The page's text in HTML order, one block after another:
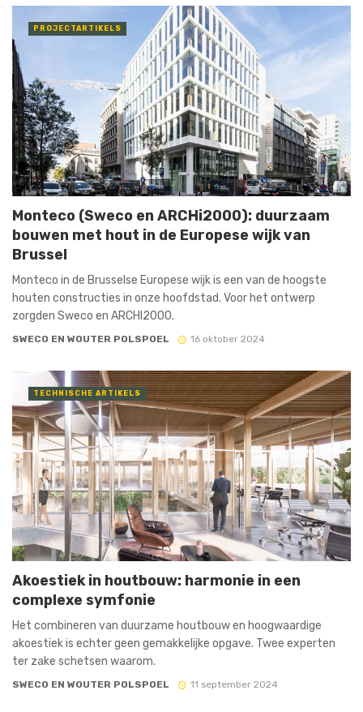
PROJECTARTIKELS
Monteco (Sweco en ARCHi2000): duurzaam
bouwen met hout in de Europese wijk van
Brussel
Monteco in de Brusselse Europese wijk is een van de hoogste
houten constructies in onze hoofdstad. Voor het ontwerp
zorgden Sweco en ARCHI2000.
SWECO EN WOUTER POLSPOEL 16 oktober 2024
TECHNISCHE ARTIKELS
Akoestiek in houtbouw: harmonie in een
complexe symfonie
Het combineren van duurzame houtbouw en hoogwaardige
akoestiek is echter geen gemakkelijke opgave. Twee experten
ter zake schetsen waarom.
SWECO EN WOUTER POLSPOEL 11 september 2024